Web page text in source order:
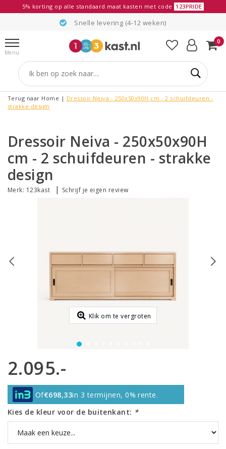
5% korting op alle standaard maat kasten met code 123PRIDE
Snelle levering (4-12 weken)
Menu
0
Terug naar Home | Dressoir Neiva - 250x50x90H cm - 2 schuifdeuren -
strakke design
Dressoir Neiva - 250x50x90H
cm - 2 schuifdeuren - strakke
design
Merk: 123kast | Schrijf je eigen review
Klik om te vergroten
2.095.-
Of€698,33in 3 termijnen, 0% rente.
Kies de kleur voor de buitenkant: *